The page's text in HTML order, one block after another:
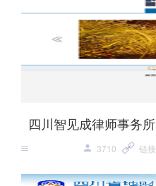
四川智见成律师事务所
3710 链接